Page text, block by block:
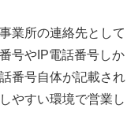
業所の連絡先として
号やIP電話番号しか
番号自体が記載され
やすい環境で営業し